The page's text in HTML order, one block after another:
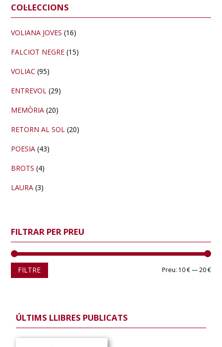
Barra
lateral
primària
COL·LECCIONS
VOLIANA JOVES (16)
FALCIOT NEGRE (15)
VOLIAC (95)
ENTREVOL (29)
MEMÒRIA (20)
RETORN AL SOL (20)
POESIA (43)
BROTS (4)
LAURA (3)
FILTRAR PER PREU
FILTRE Preu: 10 €—20 €
ÚLTIMS LLIBRES PUBLICATS